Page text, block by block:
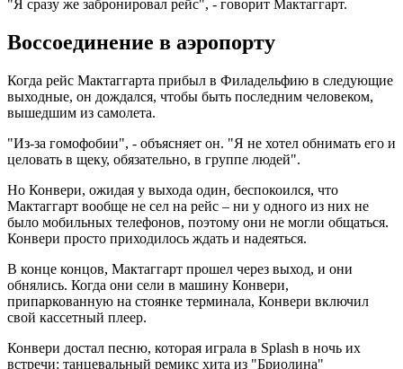
"Я сразу же забронировал рейс", - говорит Мактаггарт.
Воссоединение в аэропорту
Когда рейс Мактаггарта прибыл в Филадельфию в следующие
выходные, он дождался, чтобы быть последним человеком,
вышедшим из самолета.
"Из-за гомофобии", - объясняет он. "Я не хотел обнимать его и
целовать в щеку, обязательно, в группе людей".
Но Конвери, ожидая у выхода один, беспокоился, что
Мактаггарт вообще не сел на рейс – ни у одного из них не
было мобильных телефонов, поэтому они не могли общаться.
Конвери просто приходилось ждать и надеяться.
В конце концов, Мактаггарт прошел через выход, и они
обнялись. Когда они сели в машину Конвери,
припаркованную на стоянке терминала, Конвери включил
свой кассетный плеер.
Конвери достал песню, которая играла в Splash в ночь их
встречи: танцевальный ремикс хита из "Бриолина"